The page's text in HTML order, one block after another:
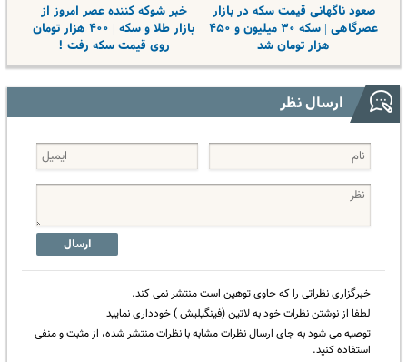
صعود ناگهانی قیمت سکه در بازار
عصرگاهی | سکه ۳۰ میلیون و ۴۵۰
هزار تومان شد
خبر شوکه کننده عصر امروز از
بازار طلا و سکه | ۴۰۰ هزار تومان
روی قیمت سکه رفت !
ارسال نظر
ارسال
خبرگزاری نظراتی را که حاوی توهین است منتشر نمی کند.
لطفا از نوشتن نظرات خود به لاتین (فینگیلیش ) خودداری نمایید
توصیه می شود به جای ارسال نظرات مشابه با نظرات منتشر شده، از مثبت و منفی
استفاده کنید.